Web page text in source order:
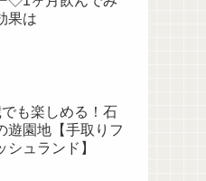
果は
も楽しめる！石
遊園地【手取りフ
シュランド】